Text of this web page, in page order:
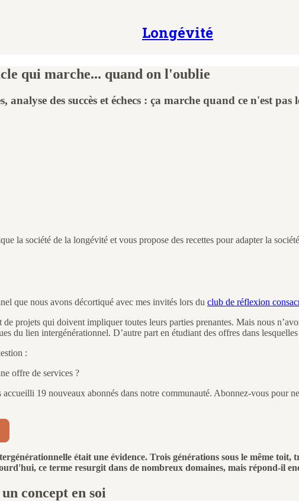
Longévité
qui marche... quand on l'oublie
des succès et échecs : ça marche quand ce n'est pas
la société de la longévité et vous propose des recettes pour adapter la
que nous avons décortiqué avec mes invités lors du club de réflexion
projets qui doivent impliquer toutes leurs parties prenantes. Mais nous
du lien intergénérationnel. D’autre part en étudiant des offres dans
:
offre de services ?
19 nouveaux abonnés dans notre communauté. Abonnez-vous pour
était une évidence. Trois générations sous le même toit,
ce terme resurgit dans de nombreux domaines, mais répond-il
concept en soi